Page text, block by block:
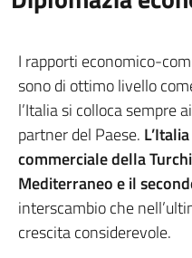
I rapporti economico-
sono di ottimo livello
l’Italia si colloca sempre
partner del Paese.
commerciale della
Mediterraneo e il
interscambio che
crescita considerevole.